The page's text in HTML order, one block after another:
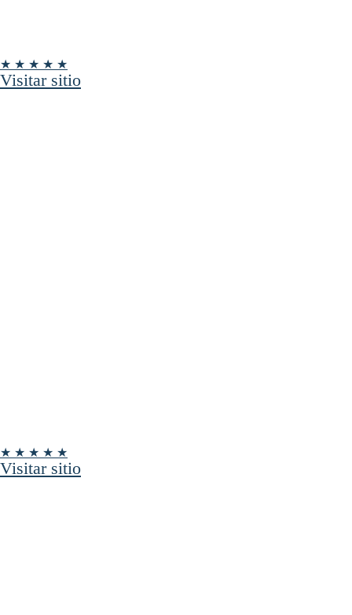
★ ★ ★ ★ ★
Visitar sitio
★ ★ ★ ★ ★
Visitar sitio